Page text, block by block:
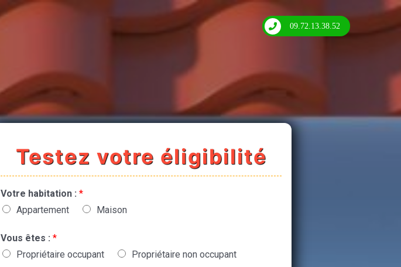
09.72.13.38.52
Testez votre éligibilité
Votre habitation : *
Appartement
Maison
Vous êtes : *
Propriétaire occupant
Propriétaire non occupant